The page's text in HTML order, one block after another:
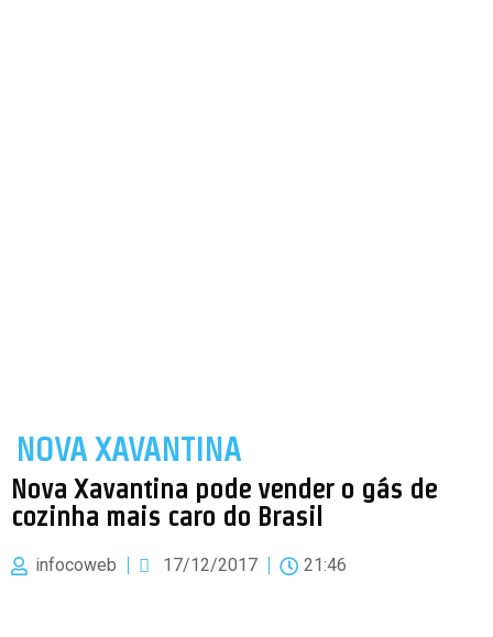
NOVA XAVANTINA
Nova Xavantina pode vender o gás de
cozinha mais caro do Brasil
infocoweb 17/12/2017 21:46